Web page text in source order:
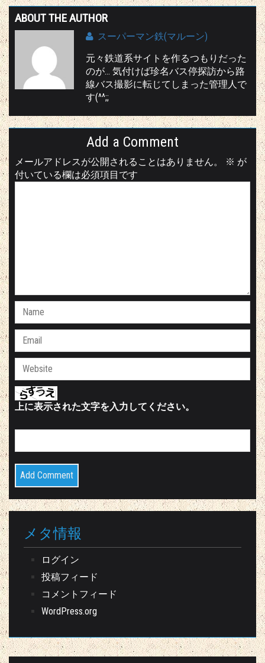
ABOUT THE AUTHOR
スーパーマン鉄(マルーン)
元々鉄道系サイトを作るつもりだった
のが… 気付けば珍名バス停探訪から路
線バス撮影に転じてしまった管理人で
す(^^;;
Add a Comment
メールアドレスが公開されることはありません。 ※ が
付いている欄は必須項目です
上に表示された文字を入力してください。
メタ情報
ログイン
投稿フィード
コメントフィード
WordPress.org